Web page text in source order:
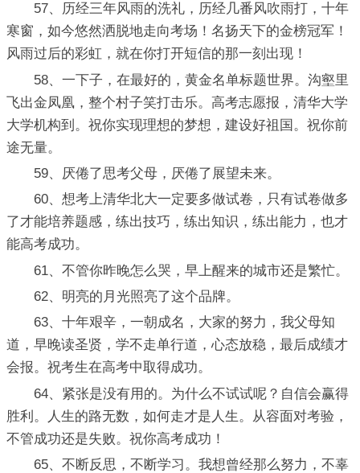
57、历经三年风雨的洗礼，历经几番风吹雨打，十年
寒窗，如今悠然洒脱地走向考场！名扬天下的金榜冠军！
风雨过后的彩虹，就在你打开短信的那一刻出现！
58、一下子，在最好的，黄金名单标题世界。沟壑里
飞出金凤凰，整个村子笑打击乐。高考志愿报，清华大学
大学机构到。祝你实现理想的梦想，建设好祖国。祝你前
途无量。
59、厌倦了思考父母，厌倦了展望未来。
60、想考上清华北大一定要多做试卷，只有试卷做多
了才能培养题感，练出技巧，练出知识，练出能力，也才
能高考成功。
61、不管你昨晚怎么哭，早上醒来的城市还是繁忙。
62、明亮的月光照亮了这个品牌。
63、十年艰辛，一朝成名，大家的努力，我父母知
道，早晚读圣贤，学不走单行道，心态放稳，最后成绩才
会报。祝考生在高考中取得成功。
64、紧张是没有用的。为什么不试试呢？自信会赢得
胜利。人生的路无数，如何走才是人生。从容面对考验，
不管成功还是失败。祝你高考成功！
65、不断反思，不断学习。我想曾经那么努力，不辜